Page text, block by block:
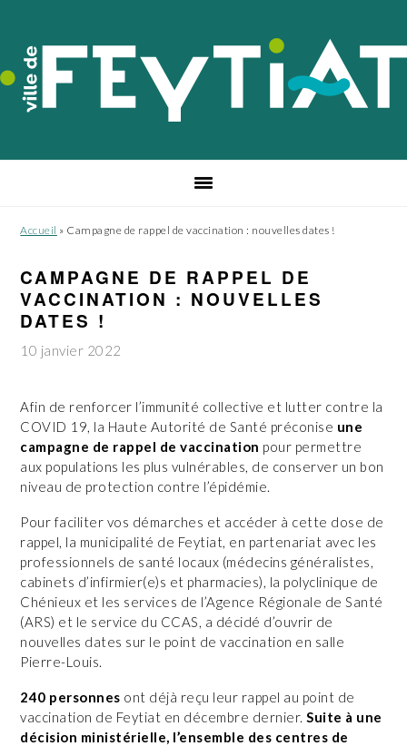
navigation
principale
contenu
principal
pied
de
page
Accueil » Campagne de rappel de vaccination : nouvelles dates !
CAMPAGNE DE RAPPEL DE
VACCINATION : NOUVELLES
DATES !
10 janvier 2022
Afin de renforcer l’immunité collective et lutter contre la
COVID 19, la Haute Autorité de Santé préconise une
campagne de rappel de vaccination pour permettre
aux populations les plus vulnérables, de conserver un bon
niveau de protection contre l’épidémie.
Pour faciliter vos démarches et accéder à cette dose de
rappel, la municipalité de Feytiat, en partenariat avec les
professionnels de santé locaux (médecins généralistes,
cabinets d’infirmier(e)s et pharmacies), la polyclinique de
Chénieux et les services de l’Agence Régionale de Santé
(ARS) et le service du CCAS, a décidé d’ouvrir de
nouvelles dates sur le point de vaccination en salle
Pierre-Louis.
240 personnes ont déjà reçu leur rappel au point de
vaccination de Feytiat en décembre dernier.Suite à une
décision ministérielle, l’ensemble des centres de